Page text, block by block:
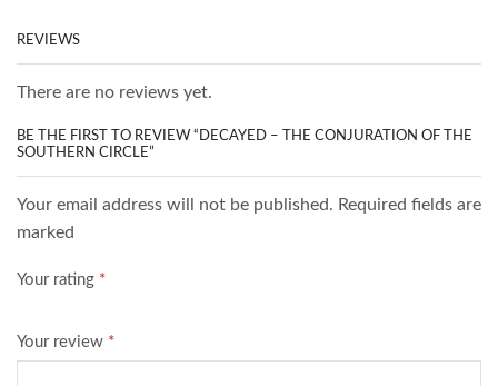
REVIEWS
There are no reviews yet.
BE THE FIRST TO REVIEW “DECAYED – THE CONJURATION OF THE
SOUTHERN CIRCLE”
Your email address will not be published. Required fields are
marked
Your rating *
Your review *